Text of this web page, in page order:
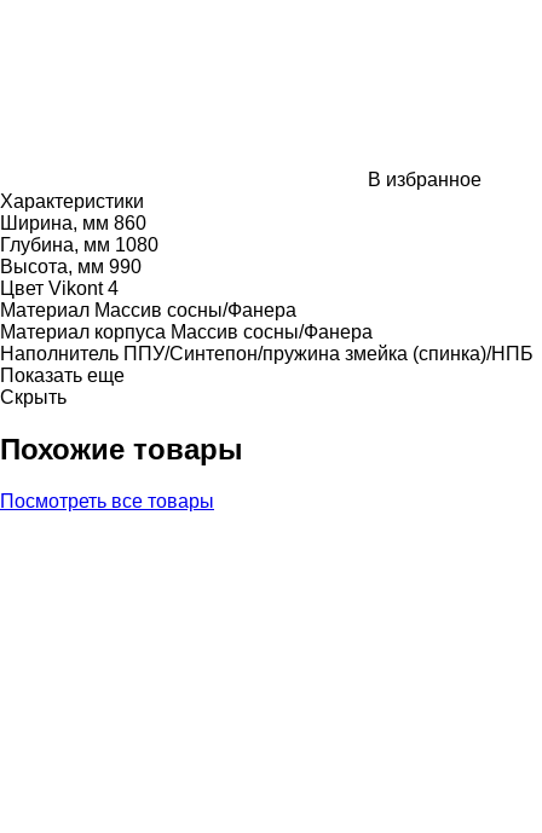
В избранное
Характеристики
Ширина, мм 860
Глубина, мм 1080
Высота, мм 990
Цвет Vikont 4
Материал Массив сосны/Фанера
Материал корпуса Массив сосны/Фанера
Наполнитель ППУ/Синтепон/пружина змейка (спинка)/НПБ
Показать еще
Скрыть
Похожие товары
Посмотреть все товары